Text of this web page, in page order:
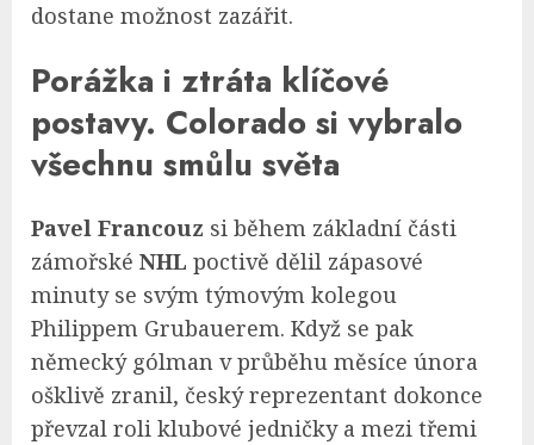
dostane možnost zazářit.
Porážka i ztráta klíčové
postavy. Colorado si vybralo
všechnu smůlu světa
Pavel Francouz si během základní části
zámořské NHL poctivě dělil zápasové
minuty se svým týmovým kolegou
Philippem Grubauerem. Když se pak
německý gólman v průběhu měsíce února
ošklivě zranil, český reprezentant dokonce
převzal roli klubové jedničky a mezi třemi